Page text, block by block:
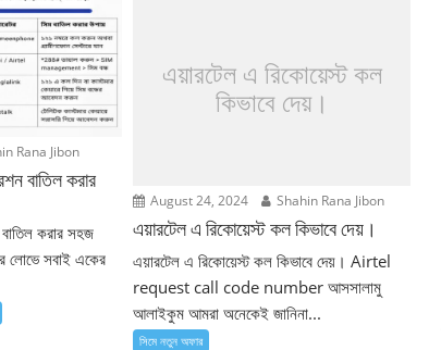
Rana Jibon
বাতিল করার
করার সহজ
লোভে সবাই একের
এয়ারটেল এ রিকোয়েস্ট কল
কিভাবে দেয়।
August 24, 2024 Shahin Rana Jibon
এয়ারটেল এ রিকোয়েস্ট কল কিভাবে দেয়।
এয়ারটেল এ রিকোয়েস্ট কল কিভাবে দেয়। Airtel
request call code number আসসালামু
আলাইকুম আমরা অনেকেই জানিনা...
সিমে নতুন ‍অফার